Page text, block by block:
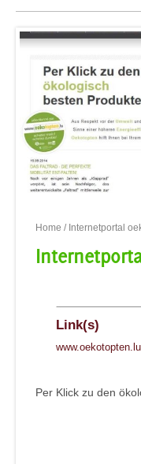
Home / Internetportal
Link(s)
www.oekotopten.lu
Per Klick zu den